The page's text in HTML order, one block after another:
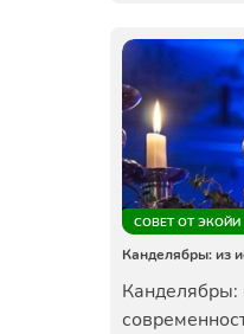
СОВЕТ ОТ ЭКОЙИ
Канделябры: из
Канделябры: